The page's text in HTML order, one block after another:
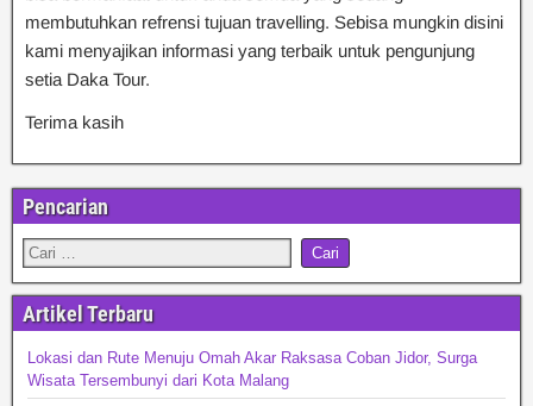
membutuhkan refrensi tujuan travelling. Sebisa mungkin disini
kami menyajikan informasi yang terbaik untuk pengunjung
setia Daka Tour.
Terima kasih
Pencarian
Artikel Terbaru
Lokasi dan Rute Menuju Omah Akar Raksasa Coban Jidor, Surga
Wisata Tersembunyi dari Kota Malang